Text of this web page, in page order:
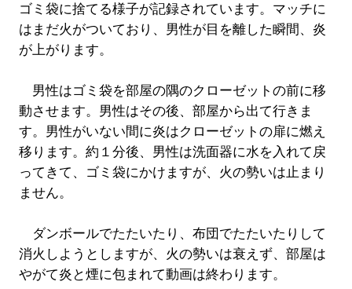
ゴミ袋に捨てる様子が記録されています。マッチに
はまだ火がついており、男性が目を離した瞬間、炎
が上がります。
男性はゴミ袋を部屋の隅のクローゼットの前に移
動させます。男性はその後、部屋から出て行きま
す。男性がいない間に炎はクローゼットの扉に燃え
移ります。約１分後、男性は洗面器に水を入れて戻
ってきて、ゴミ袋にかけますが、火の勢いは止まり
ません。
ダンボールでたたいたり、布団でたたいたりして
消火しようとしますが、火の勢いは衰えず、部屋は
やがて炎と煙に包まれて動画は終わります。